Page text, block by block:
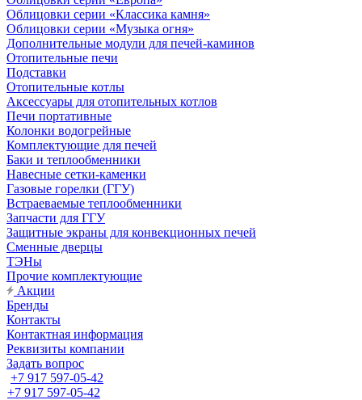
Облицовки серии «Классика камня»
Облицовки серии «Музыка огня»
Дополнительные модули для печей-каминов
Отопительные печи
Подставки
Отопительные котлы
Аксессуары для отопительных котлов
Печи портативные
Колонки водогрейные
Комплектующие для печей
Баки и теплообменники
Навесные сетки-каменки
Газовые горелки (ГГУ)
Встраеваемые теплообменники
Запчасти для ГГУ
Защитные экраны для конвекционных печей
Сменные дверцы
ТЭНы
Прочие комплектующие
Акции
Бренды
Контакты
Контактная информация
Реквизиты компании
Задать вопрос
+7 917 597-05-42
+7 917 597-05-42